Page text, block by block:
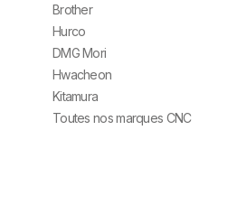
Brother
Hurco
DMG Mori
Hwacheon
Kitamura
Toutes nos marques CNC